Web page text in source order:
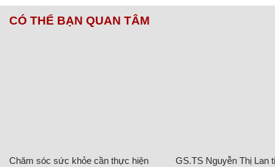
CÓ THỂ BẠN QUAN TÂM
Chăm sóc sức khỏe cần thực hiện
GS.TS Nguyễn Thị Lan